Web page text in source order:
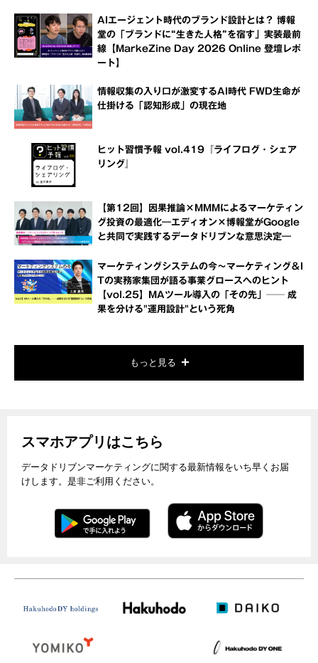
AIエージェント時代のブランド設計とは？ 博報
堂の「ブランドに“生きた人格”を宿す」実装最前
線【MarkeZine Day 2026 Online 登壇レポ
ート】
情報収集の入り口が激変するAI時代 FWD生命が
仕掛ける「認知形成」の現在地
ヒット習慣予報 vol.419『ライフログ・シェア
リング』
【第12回】因果推論×MMMによるマーケティン
グ投資の最適化―エディオン×博報堂がGoogle
と共同で実践するデータドリブンな意思決定―
マーケティングシステムの今～マーケティング＆I
Tの実務家集団が語る事業グロースへのヒント
【vol.25】MAツール導入の「その先」── 成
果を分ける"運用設計"という死角
もっと見る
スマホアプリはこちら
データドリブンマーケティングに関する最新情報をいち早くお届
けします。是非ご利用ください。